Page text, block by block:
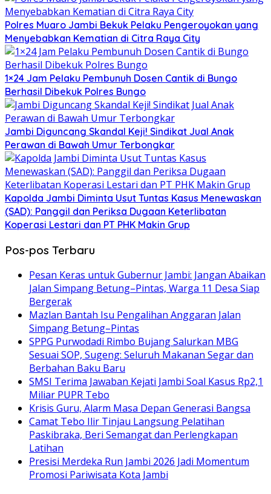
Polres Muaro Jambi Bekuk Pelaku Pengeroyokan yang
Menyebabkan Kematian di Citra Raya City
1×24 Jam Pelaku Pembunuh Dosen Cantik di Bungo
Berhasil Dibekuk Polres Bungo
Jambi Diguncang Skandal Keji! Sindikat Jual Anak
Perawan di Bawah Umur Terbongkar
Kapolda Jambi Diminta Usut Tuntas Kasus Menewaskan
(SAD): Panggil dan Periksa Dugaan Keterlibatan
Koperasi Lestari dan PT PHK Makin Grup
Pos-pos Terbaru
Pesan Keras untuk Gubernur Jambi: Jangan Abaikan
Jalan Simpang Betung–Pintas, Warga 11 Desa Siap
Bergerak
Mazlan Bantah Isu Pengalihan Anggaran Jalan
Simpang Betung–Pintas
SPPG Purwodadi Rimbo Bujang Salurkan MBG
Sesuai SOP, Sugeng: Seluruh Makanan Segar dan
Berbahan Baku Baru
SMSI Terima Jawaban Kejati Jambi Soal Kasus Rp2,1
Miliar PUPR Tebo
Krisis Guru, Alarm Masa Depan Generasi Bangsa
Camat Tebo Ilir Tinjau Langsung Pelatihan
Paskibraka, Beri Semangat dan Perlengkapan
Latihan
Presisi Merdeka Run Jambi 2026 Jadi Momentum
Promosi Pariwisata Kota Jambi